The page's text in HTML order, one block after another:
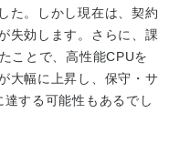
た。しかし現在は、契約
失効します。さらに、課
ことで、高性能CPUを
大幅に上昇し、保守・サ
する可能性もあるでし